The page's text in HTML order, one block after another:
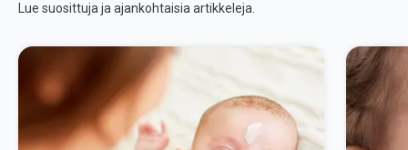
Lue suosittuja ja ajankohtaisia artikkeleja.